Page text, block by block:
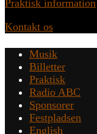
Praktisk information
Kontakt os
Musik
Billetter
Praktisk
Radio ABC
Sponsorer
Festpladsen
English